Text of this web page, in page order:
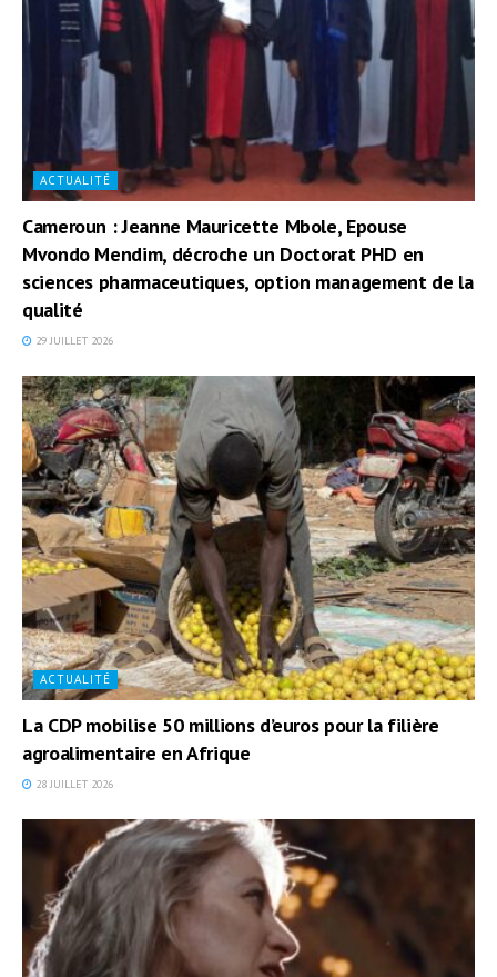
ACTUALITÉ
Cameroun : Jeanne Mauricette Mbole, Epouse
Mvondo Mendim, décroche un Doctorat PHD en
sciences pharmaceutiques, option management de la
qualité
29 JUILLET 2026
ACTUALITÉ
La CDP mobilise 50 millions d’euros pour la filière
agroalimentaire en Afrique
28 JUILLET 2026